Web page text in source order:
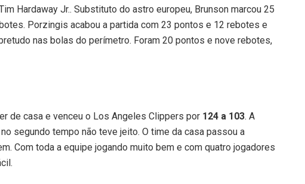
Hardaway Jr.. Substituto do astro europeu, Brunson marcou 25
Porzingis acabou a partida com 23 pontos e 12 rebotes e
nas bolas do perímetro. Foram 20 pontos e nove rebotes,
de casa e venceu o Los Angeles Clippers por 124 a 103. A
segundo tempo não teve jeito. O time da casa passou a
Com toda a equipe jogando muito bem e com quatro jogadores